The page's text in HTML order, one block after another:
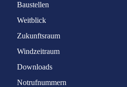
Baustellen
Weitblick
Zukunftsraum
Windzeitraum
Downloads
Notrufnummern